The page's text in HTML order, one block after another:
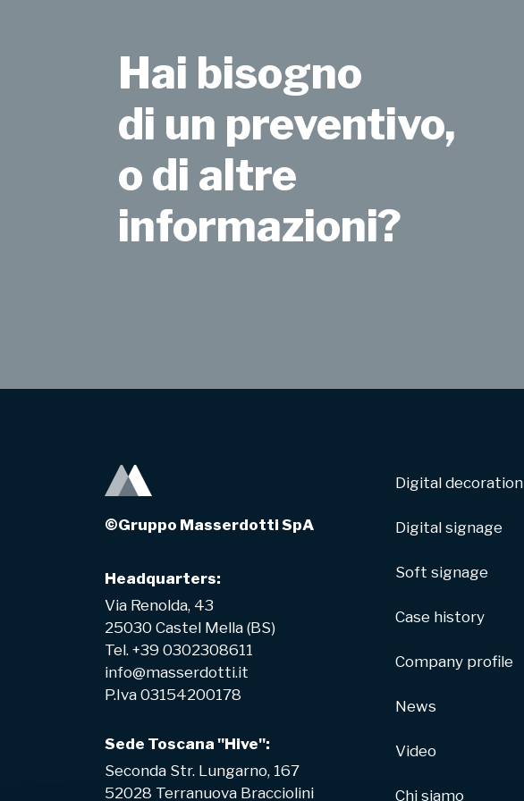
Hai bisogno
di un preventivo,
o di altre
informazioni?
©Gruppo Masserdotti SpA
Headquarters:
Via Renolda, 43
25030 Castel Mella (BS)
Tel. +39 0302308611
info@masserdotti.it
P.Iva 03154200178
Sede Toscana "Hive":
Seconda Str. Lungarno, 167
52028 Terranuova Bracciolini
Digital decoration
Digital signage
Soft signage
Case history
Company profile
News
Video
Chi siamo